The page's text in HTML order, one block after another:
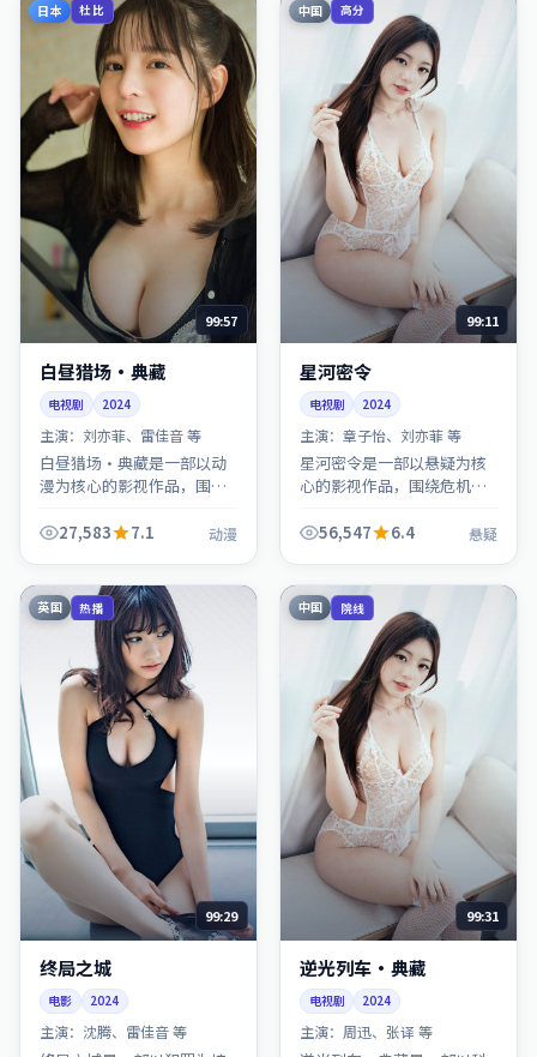
日本 杜比
99:57
白昼猎场·典藏
电视剧 2024
主演： 刘亦菲、雷佳音 等
白昼猎场·典藏是一部以动
漫为核心的影视作品，围绕
开，整体节奏紧凑，值得推
27,583 7.1 动漫
中国 高分
99:11
星河密令
电视剧 2024
主演：章子怡、刘亦菲 等
星河密令是一部以悬疑为核
心的影视作品，围绕危机、
节奏紧凑，值得推荐观看。
56,547 6.4 悬疑
英国 热播
99:29
终局之城
电影 2024
主演： 沈腾、雷佳音 等
中国 院线
99:31
逆光列车·典藏
电视剧 2024
主演： 周迅、张译 等